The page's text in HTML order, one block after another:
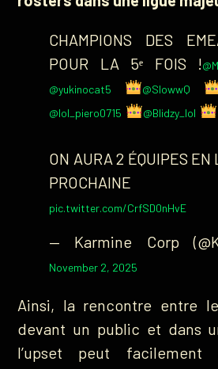
CHAMPIONS DES
POUR LA 5ᵉ FOIS !
@yukinocat5
@SlowwQ
@lol_piero0715
@Blidzy_lol
ON AURA 2 ÉQUIPES EN
pic.twitter.com/CrfSD0nHvE
— Karmine Corp
November 2, 2025
Ainsi, la rencontre entre
devant un public et dans
l’upset peut facilement